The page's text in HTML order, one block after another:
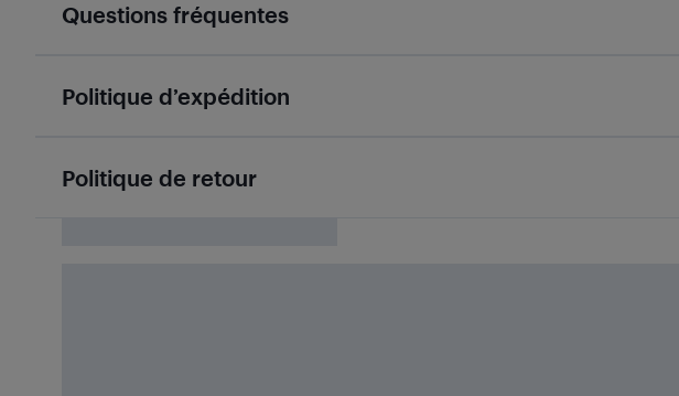
Questions fréquentes
Politique d’expédition
Politique de retour